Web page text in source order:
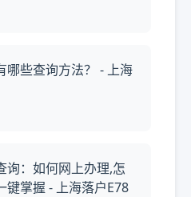
哪些查询方法？ - 上海
询：如何网上办理,怎
键掌握 - 上海落户E78